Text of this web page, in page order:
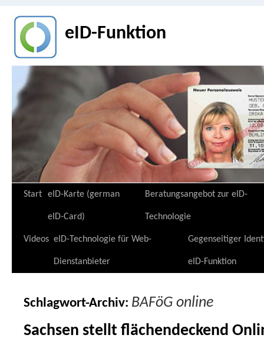
eID-Funktion
Zum
springen
Start eID-Karte (german
eID-Card)
Beratungsangebot zur eID-
Technologie
Videos eID-Technologie für Web-
Dienstanbieter
Gegenseitiger
eID-Funktion
Schlagwort-Archiv: BAFöG online
Sachsen stellt flächendeckend